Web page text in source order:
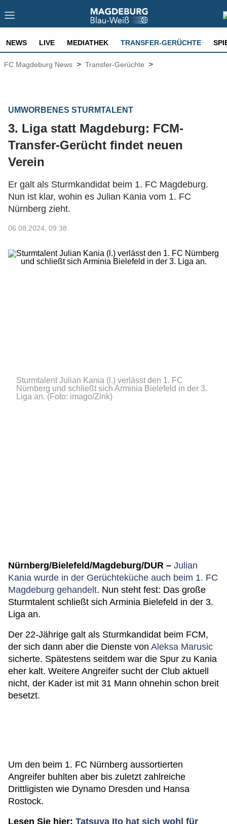
NEWS LIVE MEDIATHEK TRANSFER-GERÜCHTE
FC Magdeburg News > Transfer-Gerüchte >
UMWORBENES STURMTALENT
3. Liga statt Magdeburg: FCM-
Transfer-Gerücht findet neuen
Verein
Er galt als Sturmkandidat beim 1. FC Magdeburg.
Nun ist klar, wohin es Julian Kania vom 1. FC
Nürnberg zieht.
06.08.2024, 09:38
Sturmtalent Julian Kania (l.) verlässt den 1. FC
Nürnberg und schließt sich Arminia Bielefeld in der 3.
Liga an. (Foto: imago/Zink)
Nürnberg/Bielefeld/Magdeburg/DUR – Julian
Kania wurde in der Gerüchteküche auch beim 1. FC
Magdeburg gehandelt. Nun steht fest: Das große
Sturmtalent schließt sich Arminia Bielefeld in der 3.
Liga an.
Der 22-Jährige galt als Sturmkandidat beim FCM,
der sich dann aber die Dienste von Aleksa Marusic
sicherte. Spätestens seitdem war die Spur zu Kania
eher kalt. Weitere Angreifer sucht der Club aktuell
nicht, der Kader ist mit 31 Mann ohnehin schon breit
besetzt.
Um den beim 1. FC Nürnberg aussortierten
Angreifer buhlten aber bis zuletzt zahlreiche
Drittligisten wie Dynamo Dresden und Hansa
Rostock.
Lesen Sie hier: Tatsuya Ito hat sich wohl für